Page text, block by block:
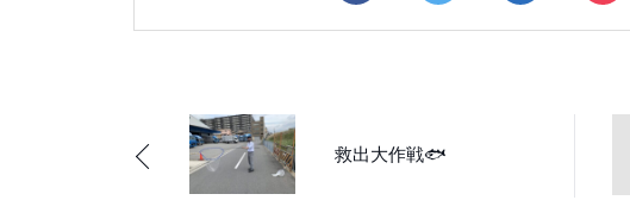
救出大作戦🐟